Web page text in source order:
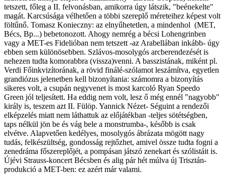
tetszett, főleg a II. felvonásban, amikorra úgy látszik, "beénekelte"
magát. Karcsúsága vélhetően a többi szereplő méreteihez képest volt
föltűnő. Tomasz Konieczny: az elnyűhetetlen, a mindenhol (MET,
Bécs, Bp...) bebetonozott. Ahogy nemrég a bécsi Lohengrinben
vagy a MET-es Fidelióban nem tetszett -az Arabellában inkább- úgy
ebben sem különösebben. Szlávos-mosolygós arcberendezését is
nehezen tudta komorabbra (vissza)venni. A basszistának, miként pl.
Verdi Főinkvizítorának, a rövid finálé-szólamot leszámítva, egyetlen
grandiózus jelenetben kell bizonyítania: számomra a bizonyítás
sikeres volt, a csupán negyvenet is most karcoló Ryan Speedo
Green jól teljesített. Ha eddig nem volt, lesz ő még ennél "nagyobb"
király is, teszem azt II. Fülöp. Yannick Nézet- Séguint a rendezői
elképzelés miatt nem láthattuk az előjátékban -teljes sötétségben,
taps nélkül jön be és vág bele a monstrumba-, később is csak
elvétve. Alapvetően kedélyes, mosolygós ábrázata mögött nagy
tudás, felkészültség, gondosság rejtőzhet, amivel össze tudta fogni a
zenedráma főszereplőjét, a pompásan játszó zenekart és szólistáit is.
Újévi Strauss-koncert Bécsben és alig pár hét múlva új Trisztán-
produkció a MET-ben: ez azért már valami.